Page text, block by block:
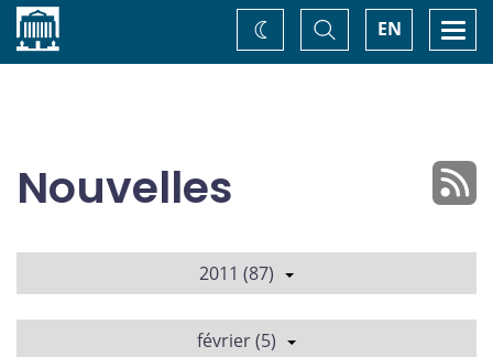
Accueil EN
Basculer
la
recherche
Changez
de
Nouvelles
2011 (87)
février (5)